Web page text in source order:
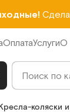
ОплатаУслугиО
коляски